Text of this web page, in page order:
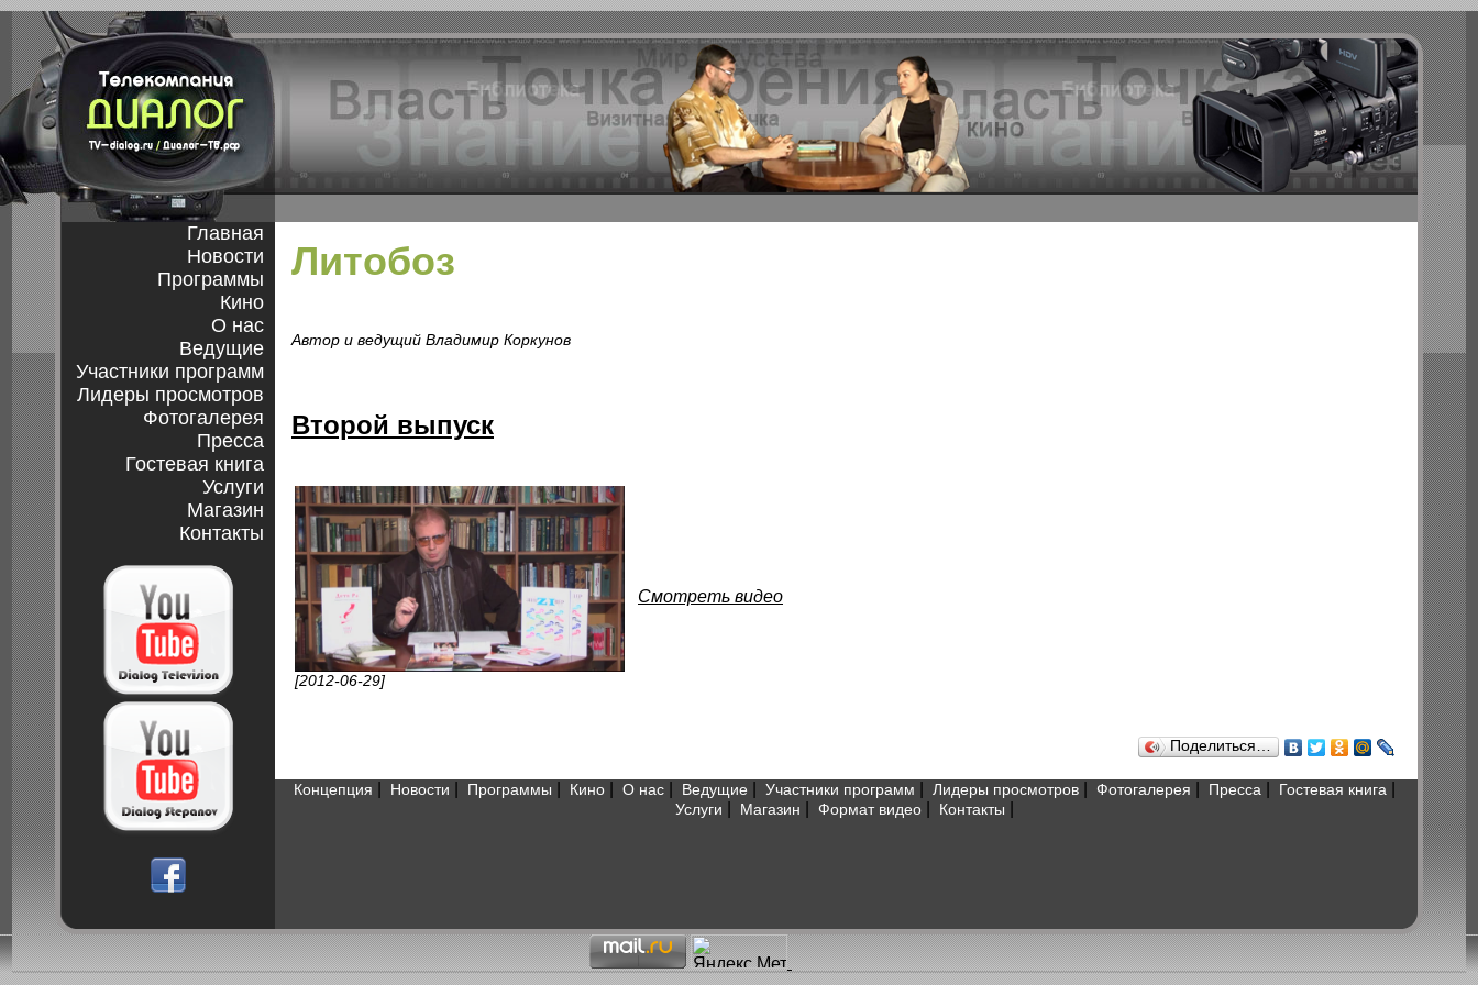
Главная
Новости
Программы
Кино
О нас
Ведущие
Участники программ
Лидеры просмотров
Фотогалерея
Пресса
Гостевая книга
Услуги
Магазин
Контакты
Литобоз
Автор и ведущий Владимир Коркунов
Второй выпуск
[2012-06-29]
Смотреть видео
Поделиться…
Концепция Новости Программы Кино| О нас| Ведущие Участники программ Лидеры просмотров| Фотогалерея Пресса Гостевая книга
Услуги Магазин Формат видео| Контакты